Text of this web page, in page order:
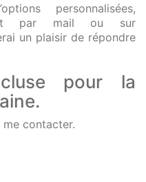
personnalisées,
par mail ou sur
un plaisir de répondre
pour la
contacter.